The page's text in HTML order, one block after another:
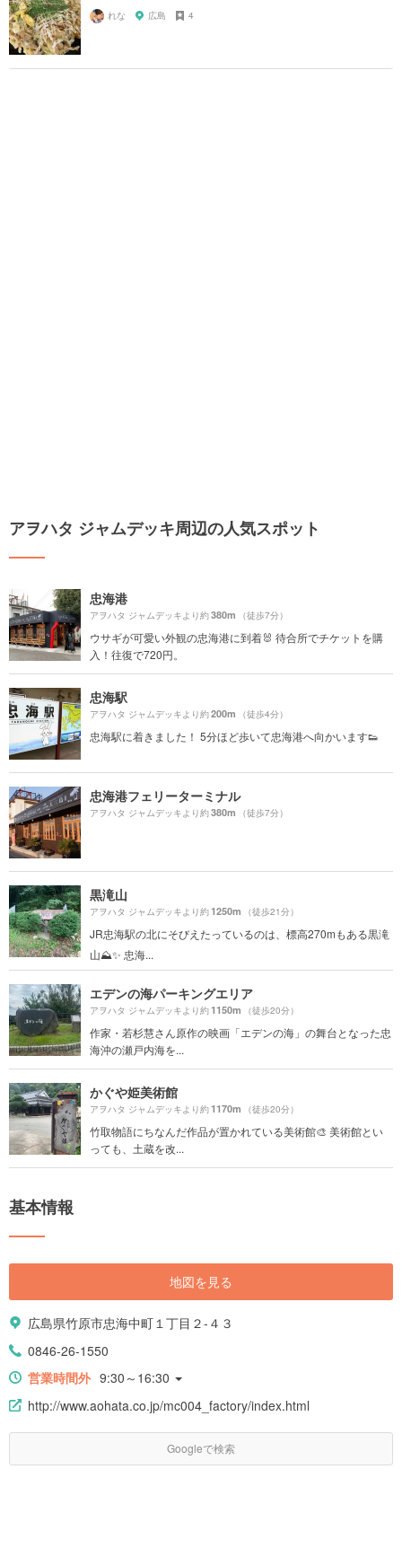
れな 広島 4
アヲハタ ジャムデッキ周辺の人気スポット
忠海港
アヲハタ ジャムデッキより約380m （徒歩7分）
ウサギが可愛い外観の忠海港に到着🐰 待合所でチケットを購
入！往復で720円。
忠海駅
アヲハタ ジャムデッキより約200m （徒歩4分）
忠海駅に着きました！ 5分ほど歩いて忠海港へ向かいます👟
忠海港フェリーターミナル
アヲハタ ジャムデッキより約380m （徒歩7分）
黒滝山
アヲハタ ジャムデッキより約1250m （徒歩21分）
JR忠海駅の北にそびえたっているのは、標高270mもある黒滝
山⛰✨ 忠海...
エデンの海パーキングエリア
アヲハタ ジャムデッキより約1150m （徒歩20分）
作家・若杉慧さん原作の映画「エデンの海」の舞台となった忠
海沖の瀬戸内海を...
かぐや姫美術館
アヲハタ ジャムデッキより約1170m （徒歩20分）
竹取物語にちなんだ作品が置かれている美術館🎨 美術館とい
っても、土蔵を改...
基本情報
地図を見る
広島県竹原市忠海中町１丁目２-４３
0846-26-1550
営業時間外 9:30～16:30
http://www.aohata.co.jp/mc004_factory/index.html
Googleで検索